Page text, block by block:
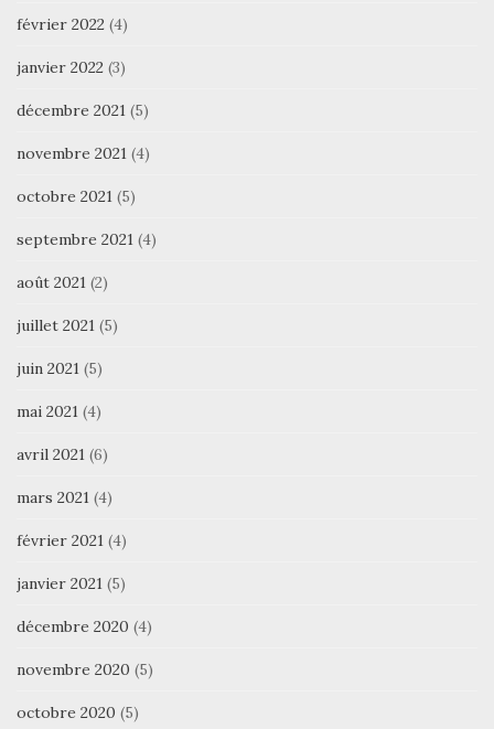
février 2022 (4)
janvier 2022 (3)
décembre 2021 (5)
novembre 2021 (4)
octobre 2021 (5)
septembre 2021 (4)
août 2021 (2)
juillet 2021 (5)
juin 2021 (5)
mai 2021 (4)
avril 2021 (6)
mars 2021 (4)
février 2021 (4)
janvier 2021 (5)
décembre 2020 (4)
novembre 2020 (5)
octobre 2020 (5)